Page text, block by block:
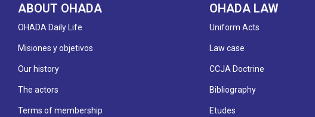
ABOUT OHADA
OHADA Daily Life
Misiones y objetivos
Our history
The actors
Terms of membership
OHADA LAW
Uniform Acts
Law case
CCJA Doctrine
Bibliography
Etudes